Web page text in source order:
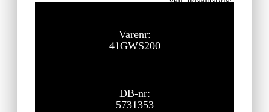
Varenr:
41GWS200
DB-nr:
5731353